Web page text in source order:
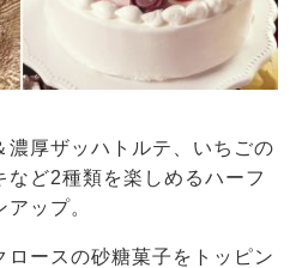
濃厚ザッハトルテ、いちごの
など2種類を楽しめるハーフ
ップ。
ロースの砂糖菓子をトッピン